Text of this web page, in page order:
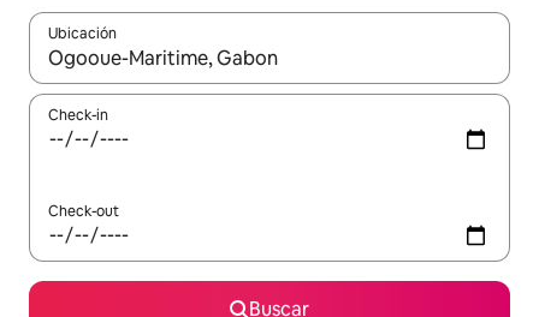
Ubicación
Cuando los resultados estén disponibles, navegá con las
Check-in
Check-out
Buscar